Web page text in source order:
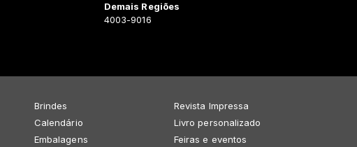
Demais Regiões
4003-9016
Brindes
Calendário
Embalagens
Revista Impressa
Livro personalizado
Feiras e eventos